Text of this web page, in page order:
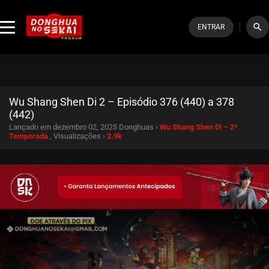
ENTRAR search
Wu Shang Shen Di 2 – Episódio 376 (440) a 378
(442)
Lançado em dezembro 02, 2025 Donghuas › Wu Shang Shen Di – 2ª
Temporada , Visualizações › 2.9k